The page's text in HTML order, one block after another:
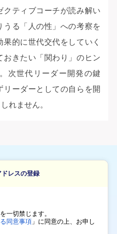
クティブコーチが読み解い
うる「人の性」への考察を
的に世代交代をしていく
おきたい「関わり」のヒン
次世代リーダー開発の鍵
リーダーとしての自らを開
れません。
ドレスの登録
一切禁じます。
同意事項」に同意の上、 お申し